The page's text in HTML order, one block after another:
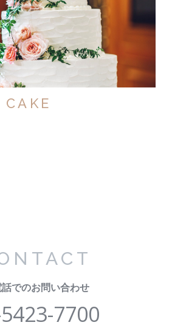
でのお問い合わせ
7700